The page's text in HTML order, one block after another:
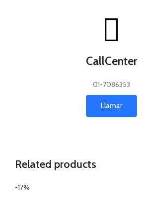
CallCenter
01-7086353
Llamar
Related products
-17%